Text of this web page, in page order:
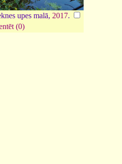
upes malā, 2017.
(0)